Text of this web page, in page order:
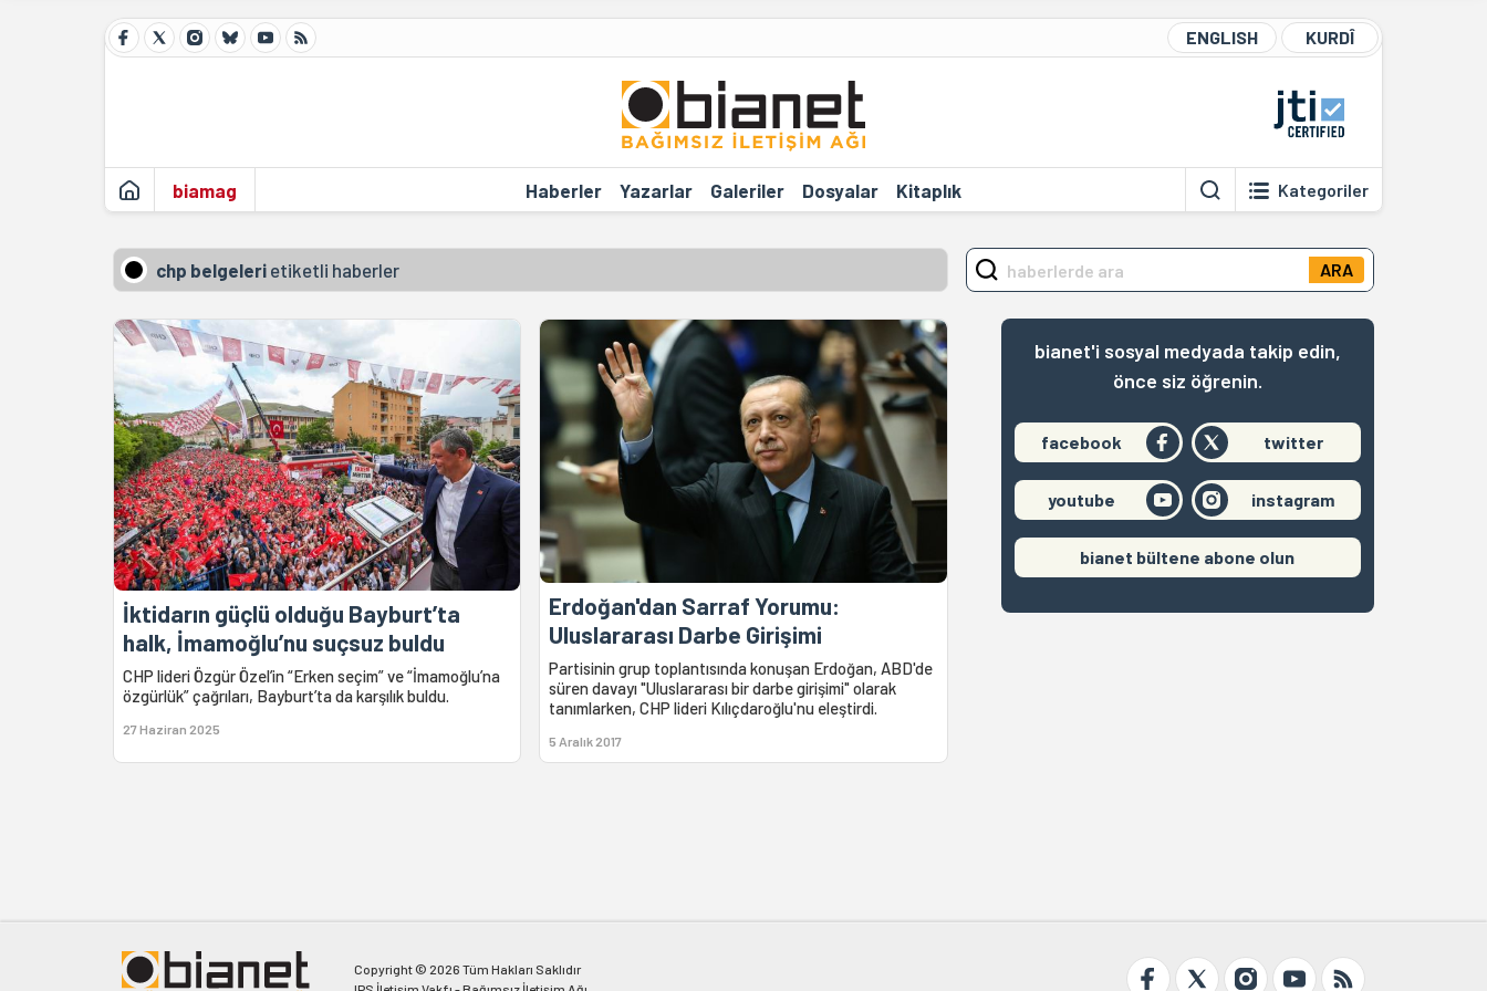
ENGLISH KURDÎ
biamag Haberler Yazarlar Galeriler Dosyalar Kitaplık Kategoriler
chp belgeleri etiketli haberler
İktidarın güçlü olduğu Bayburt’ta
halk, İmamoğlu’nu suçsuz buldu
CHP lideri Özgür Özel’in “Erken seçim” ve “İmamoğlu’na
özgürlük” çağrıları, Bayburt’ta da karşılık buldu.
27 Haziran 2025
Erdoğan'dan Sarraf Yorumu:
Uluslararası Darbe Girişimi
Partisinin grup toplantısında konuşan Erdoğan, ABD'de
süren davayı "Uluslararası bir darbe girişimi" olarak
tanımlarken, CHP lideri Kılıçdaroğlu'nu eleştirdi.
5 Aralık 2017
ARA
bianet'i sosyal medyada takip edin,
önce siz öğrenin.
facebook twitter
youtube instagram
bianet bültene abone olun
Copyright © 2026 Tüm Hakları Saklıdır